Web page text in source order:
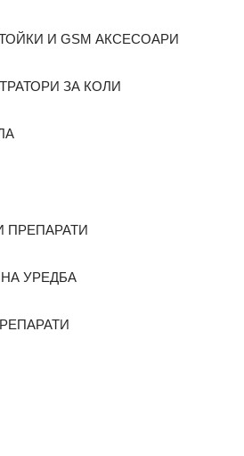
И GSM АКСЕСОАРИ
ЗА КОЛИ
ПРЕПАРАТИ
УРЕДБА